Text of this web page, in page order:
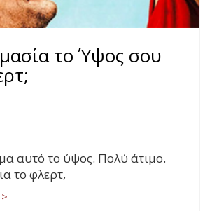
το Ύψος σου
αυτό το ύψος. Πολύ άτιμο.
το φλερτ,